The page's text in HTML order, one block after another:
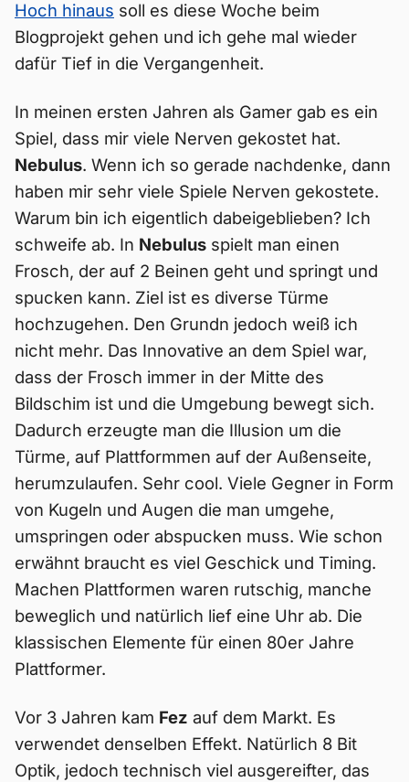
Hoch hinaus soll es diese Woche beim
Blogprojekt gehen und ich gehe mal wieder
dafür Tief in die Vergangenheit.
In meinen ersten Jahren als Gamer gab es ein
Spiel, dass mir viele Nerven gekostet hat.
Nebulus. Wenn ich so gerade nachdenke, dann
haben mir sehr viele Spiele Nerven gekostete.
Warum bin ich eigentlich dabeigeblieben? Ich
schweife ab. In Nebulus spielt man einen
Frosch, der auf 2 Beinen geht und springt und
spucken kann. Ziel ist es diverse Türme
hochzugehen. Den Grundn jedoch weiß ich
nicht mehr. Das Innovative an dem Spiel war,
dass der Frosch immer in der Mitte des
Bildschim ist und die Umgebung bewegt sich.
Dadurch erzeugte man die Illusion um die
Türme, auf Plattformmen auf der Außenseite,
herumzulaufen. Sehr cool. Viele Gegner in Form
von Kugeln und Augen die man umgehe,
umspringen oder abspucken muss. Wie schon
erwähnt braucht es viel Geschick und Timing.
Machen Plattformen waren rutschig, manche
beweglich und natürlich lief eine Uhr ab. Die
klassischen Elemente für einen 80er Jahre
Plattformer.
Vor 3 Jahren kam Fez auf dem Markt. Es
verwendet denselben Effekt. Natürlich 8 Bit
Optik, jedoch technisch viel ausgereifter, das